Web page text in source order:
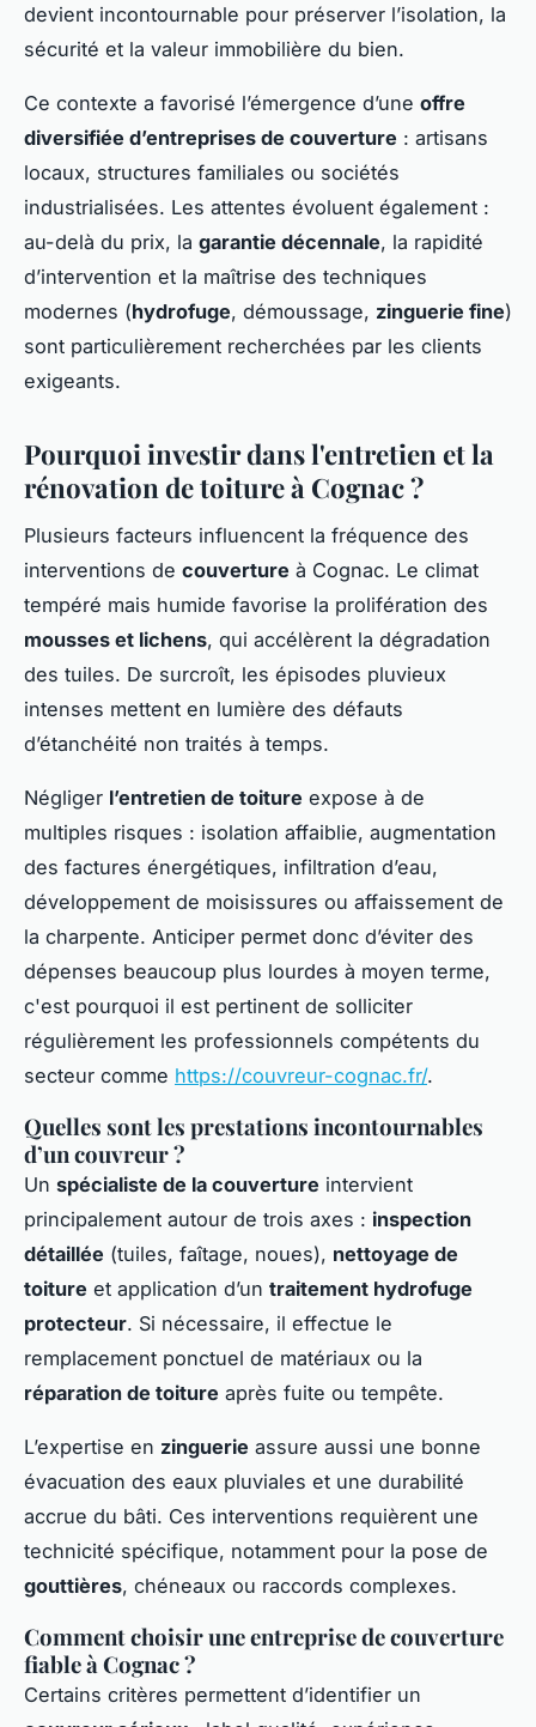
devient incontournable pour préserver l’isolation, la
sécurité et la valeur immobilière du bien.
Ce contexte a favorisé l’émergence d’une offre
diversifiée d’entreprises de couverture : artisans
locaux, structures familiales ou sociétés
industrialisées. Les attentes évoluent également :
au-delà du prix, la garantie décennale, la rapidité
d’intervention et la maîtrise des techniques
modernes (hydrofuge, démoussage, zinguerie fine)
sont particulièrement recherchées par les clients
exigeants.
Pourquoi investir dans l'entretien et la
rénovation de toiture à Cognac ?
Plusieurs facteurs influencent la fréquence des
interventions de couverture à Cognac. Le climat
tempéré mais humide favorise la prolifération des
mousses et lichens, qui accélèrent la dégradation
des tuiles. De surcroît, les épisodes pluvieux
intenses mettent en lumière des défauts
d’étanchéité non traités à temps.
Négliger l’entretien de toiture expose à de
multiples risques : isolation affaiblie, augmentation
des factures énergétiques, infiltration d’eau,
développement de moisissures ou affaissement de
la charpente. Anticiper permet donc d’éviter des
dépenses beaucoup plus lourdes à moyen terme,
c'est pourquoi il est pertinent de solliciter
régulièrement les professionnels compétents du
secteur comme https://couvreur-cognac.fr/.
Quelles sont les prestations incontournables
d’un couvreur ?
Un spécialiste de la couverture intervient
principalement autour de trois axes : inspection
détaillée (tuiles, faîtage, noues), nettoyage de
toiture et application d’un traitement hydrofuge
protecteur. Si nécessaire, il effectue le
remplacement ponctuel de matériaux ou la
réparation de toiture après fuite ou tempête.
L’expertise en zinguerie assure aussi une bonne
évacuation des eaux pluviales et une durabilité
accrue du bâti. Ces interventions requièrent une
technicité spécifique, notamment pour la pose de
gouttières, chéneaux ou raccords complexes.
Comment choisir une entreprise de couverture
fiable à Cognac ?
Certains critères permettent d’identifier un